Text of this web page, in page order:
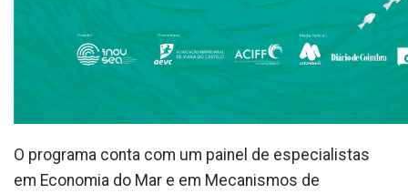
O programa conta com um painel de especialistas
em Economia do Mar e em Mecanismos de